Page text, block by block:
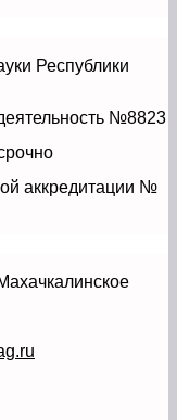
Республики
№8823
аккредитации №